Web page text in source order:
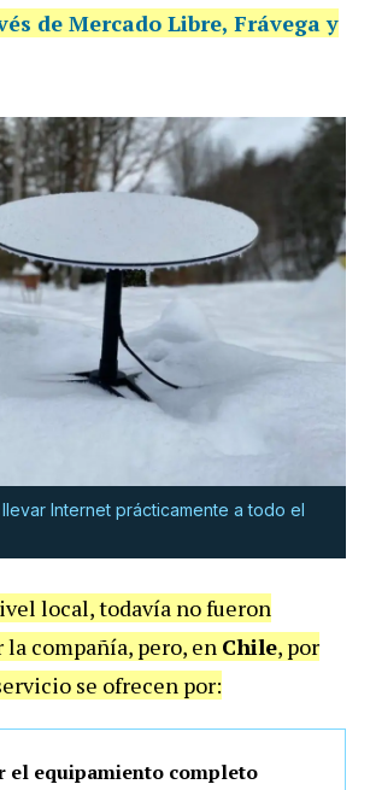
de Mercado Libre, Frávega y
Internet prácticamente a todo el
local, todavía no fueron
la compañía, pero, en Chile, por
se ofrecen por:
el equipamiento completo